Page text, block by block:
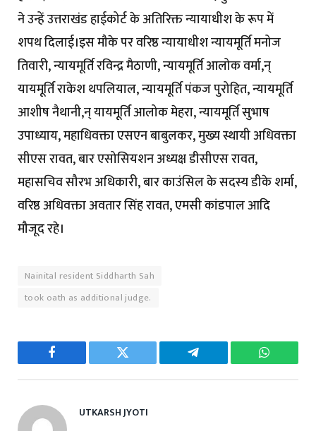
ने उन्हें उत्तराखंड हाईकोर्ट के अतिरिक्त न्यायाधीश के रूप में
शपथ दिलाई।इस मौके पर वरिष्ठ न्यायाधीश न्यायमूर्ति मनोज
तिवारी, न्यायमूर्ति रविन्द्र मैठाणी, न्यायमूर्ति आलोक वर्मा,न्
यायमूर्ति राकेश थपलियाल, न्यायमूर्ति पंकज पुरोहित, न्यायमूर्ति
आशीष नैथानी,न् यायमूर्ति आलोक मेहरा, न्यायमूर्ति सुभाष
उपाध्याय, महाधिवक्ता एसएन बाबुलकर, मुख्य स्थायी अधिवक्ता
सीएस रावत, बार एसोसियशन अध्यक्ष डीसीएस रावत,
महासचिव सौरभ अधिकारी, बार काउंसिल के सदस्य डीके शर्मा,
वरिष्ठ अधिवक्ता अवतार सिंह रावत, एमसी कांडपाल आदि
मौजूद रहे।
Nainital resident Siddharth Sah
took oath as additional judge.
Facebook Twitter Telegram
UTKARSH JYOTI